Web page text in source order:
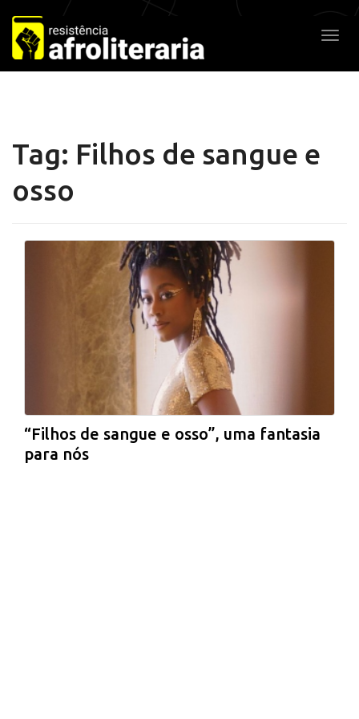
Pular
para
o
conteúdo
Tag: Filhos de sangue e
osso
“Filhos de sangue e osso”, uma fantasia
para nós